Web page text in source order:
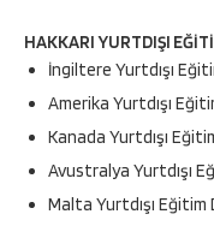
HAKKARI YURTDIŞI
İngiltere Yurtdışı
Amerika Yurtdışı
Kanada Yurtdışı
Avustralya Yurtdışı
Malta Yurtdışı Eğitim